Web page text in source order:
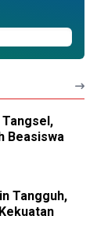
Beasiswa
Tangguh,